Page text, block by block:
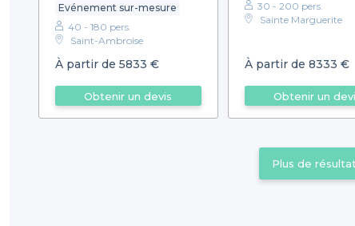
Privatisation
Evénement sur-mesure
40 - 180 pers.
Saint-Ambroise
À partir de 5833 €
Obtenir un devis
30 - 200 pers.
Sainte Marguerite
À partir de 8333 €
Obtenir un
Plus de